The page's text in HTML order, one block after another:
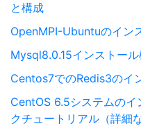
と構成
OpenMPI-Ubuntuのイン
Mysql8.0.15インストール
Centos7でのRedis3のイ
CentOS 6.5システムのイ
クチュートリアル（詳細